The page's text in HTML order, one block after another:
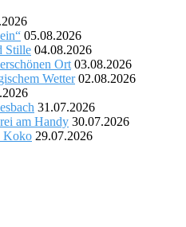
05.08.2026
Stille 04.08.2026
Ort 03.08.2026
Wetter 02.08.2026
31.07.2026
am Handy 30.07.2026
Koko 29.07.2026